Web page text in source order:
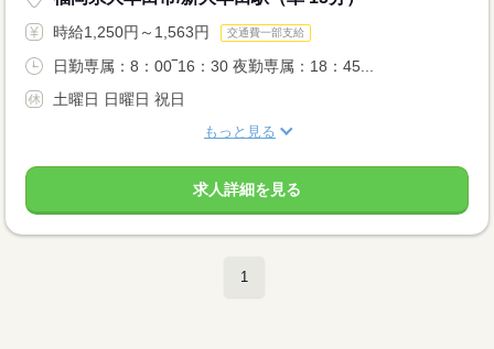
時給1,250円～1,563円 交通費一部支給
日勤専属：8：00‾16：30 夜勤専属：18：45...
土曜日 日曜日 祝日
もっと見る
求人詳細を見る
1